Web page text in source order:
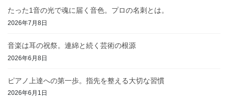
たった1音の光で魂に届く音色。プロの名刺とは。
2026年7月8日
音楽は耳の祝祭。連綿と続く芸術の根源
2026年6月8日
ピアノ上達への第一歩。指先を整える大切な習慣
2026年6月1日